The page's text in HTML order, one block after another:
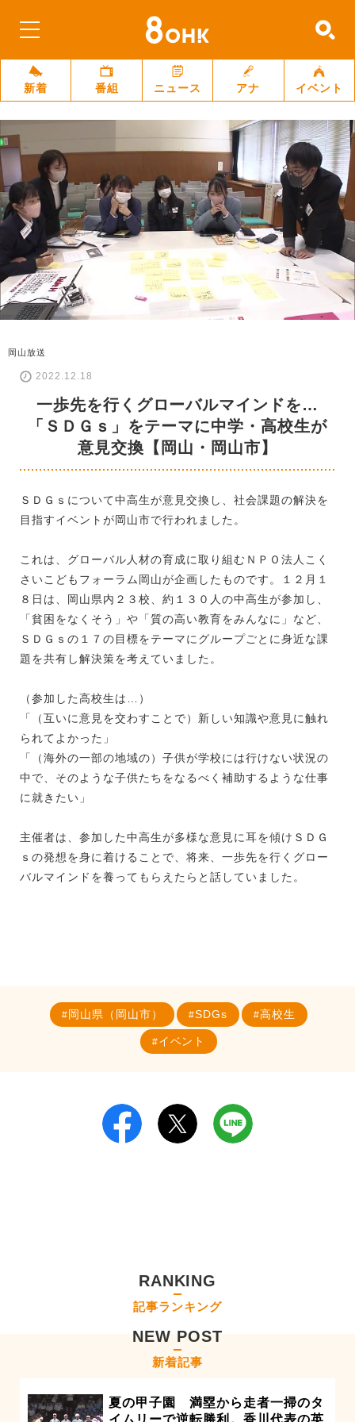
新着 番組 ニュース アナ イベント
岡山放送
2022.12.18
一歩先を行くグローバルマインドを…
「ＳＤＧｓ」をテーマに中学・高校生が
意見交換【岡山・岡山市】
ＳＤＧｓについて中高生が意見交換し、社会課題の解決を
目指すイベントが岡山市で行われました。
これは、グローバル人材の育成に取り組むＮＰＯ法人こく
さいこどもフォーラム岡山が企画したものです。１２月１
８日は、岡山県内２３校、約１３０人の中高生が参加し、
「貧困をなくそう」や「質の高い教育をみんなに」など、
ＳＤＧｓの１７の目標をテーマにグループごとに身近な課
題を共有し解決策を考えていました。
（参加した高校生は…）
「（互いに意見を交わすことで）新しい知識や意見に触れ
られてよかった」
「（海外の一部の地域の）子供が学校には行けない状況の
中で、そのような子供たちをなるべく補助するような仕事
に就きたい」
主催者は、参加した中高生が多様な意見に耳を傾けＳＤＧ
ｓの発想を身に着けることで、将来、一歩先を行くグロー
バルマインドを養ってもらえたらと話していました。
岡山県（岡山市） SDGs 高校生
イベント
RANKING
記事ランキング
NEW POST
新着記事
夏の甲子園 満塁から走者一掃のタ
イムリーで逆転勝利。香川代表の英